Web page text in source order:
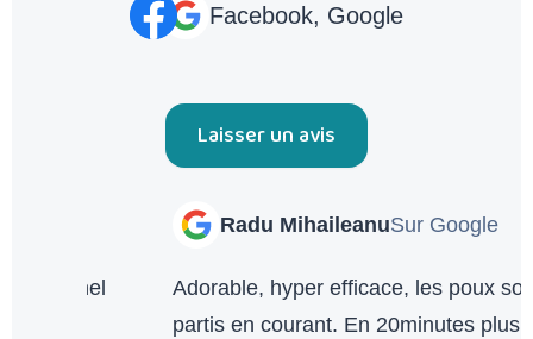
Facebook, Google
Laisser un avis
Radu MihaileanuSur Google
hyper efficace, les poux sont
en courant. En 20minutes plus de
Équipe
famille